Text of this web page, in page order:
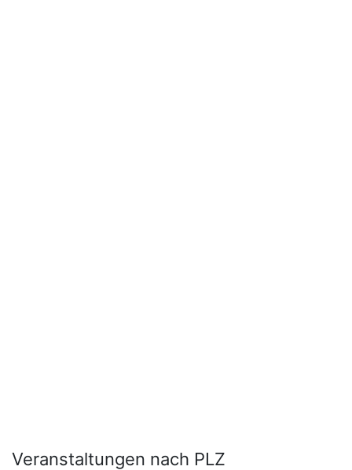
Veranstaltungen nach PLZ